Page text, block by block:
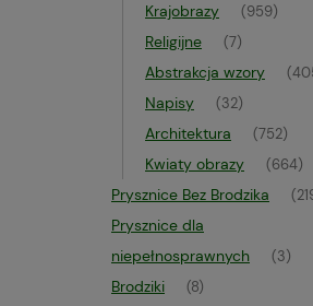
Krajobrazy (959)
Religijne (7)
Abstrakcja wzory
Napisy (32)
Architektura (752)
Kwiaty obrazy (664)
Prysznice Bez Brodzika
Prysznice dla
niepełnosprawnych
(3)
Brodziki (8)